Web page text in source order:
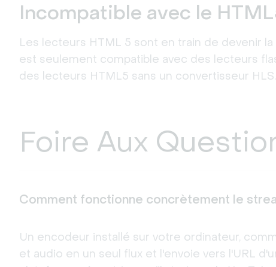
Incompatible avec le
Les lecteurs HTML 5 sont en train de devenir
est seulement compatible avec des lecteurs
des lecteurs HTML5 sans un convertisseur HLS.
Foire Aux
Comment fonctionne concrètement le
Un encodeur installé sur votre ordinateur,
et audio en un seul flux et l'envoie vers l'URL